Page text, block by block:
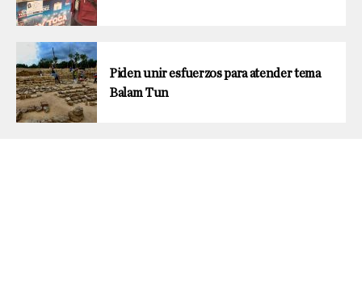
Piden unir esfuerzos para atender tema
Balam Tun